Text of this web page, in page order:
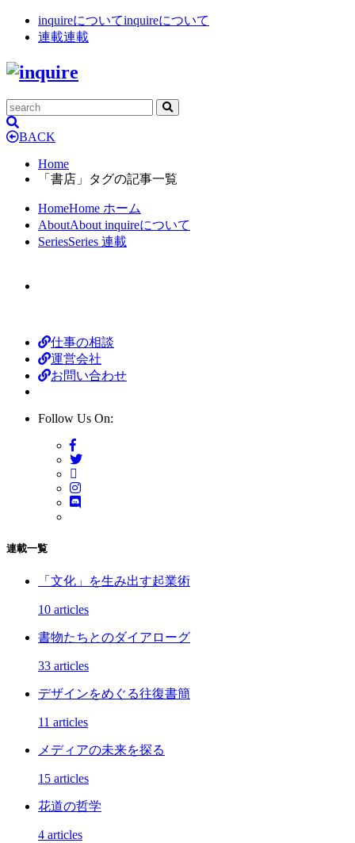
inquireについてinquireについて
連載連載
BACK
Home
「書店」タグの記事一覧
HomeHome ホーム
AboutAbout inquireについて
SeriesSeries 連載
仕事の相談
運営会社
お問い合わせ
Follow Us On:
連載一覧
「文化」を生み出す起業術
10 articles
書物たちとのダイアローグ
33 articles
デザインをめぐる往復書簡
11 articles
メディアの未来を探る
15 articles
花道の哲学
4 articles